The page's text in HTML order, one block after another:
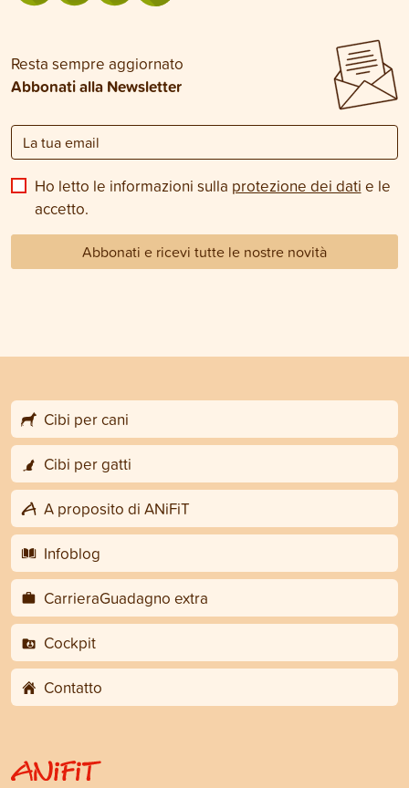
Resta sempre aggiornato
Abbonati alla Newsletter
Ho letto le informazioni sulla protezione dei dati e le
accetto.
Abbonati e ricevi tutte le nostre novità
Cibi per cani
Cibi per gatti
A proposito di ANiFiT
Infoblog
CarrieraGuadagno extra
Cockpit
Contatto